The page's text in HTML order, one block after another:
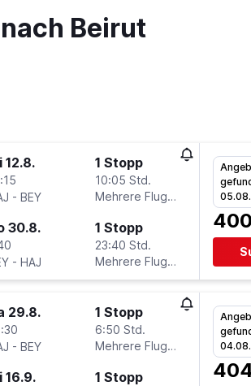
Beirut
12.8.
- BEY
1 Stopp
10:05 Std.
Mehrere Fluglinien
30.8.
- HAJ
1 Stopp
23:40 Std.
Mehrere Fluglinien
05.08.
29.8.
- BEY
1 Stopp
6:50 Std.
Mehrere Fluglinien
16.9. 1 Stopp
04.08.